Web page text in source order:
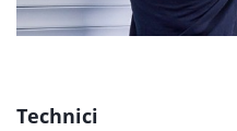
Technici